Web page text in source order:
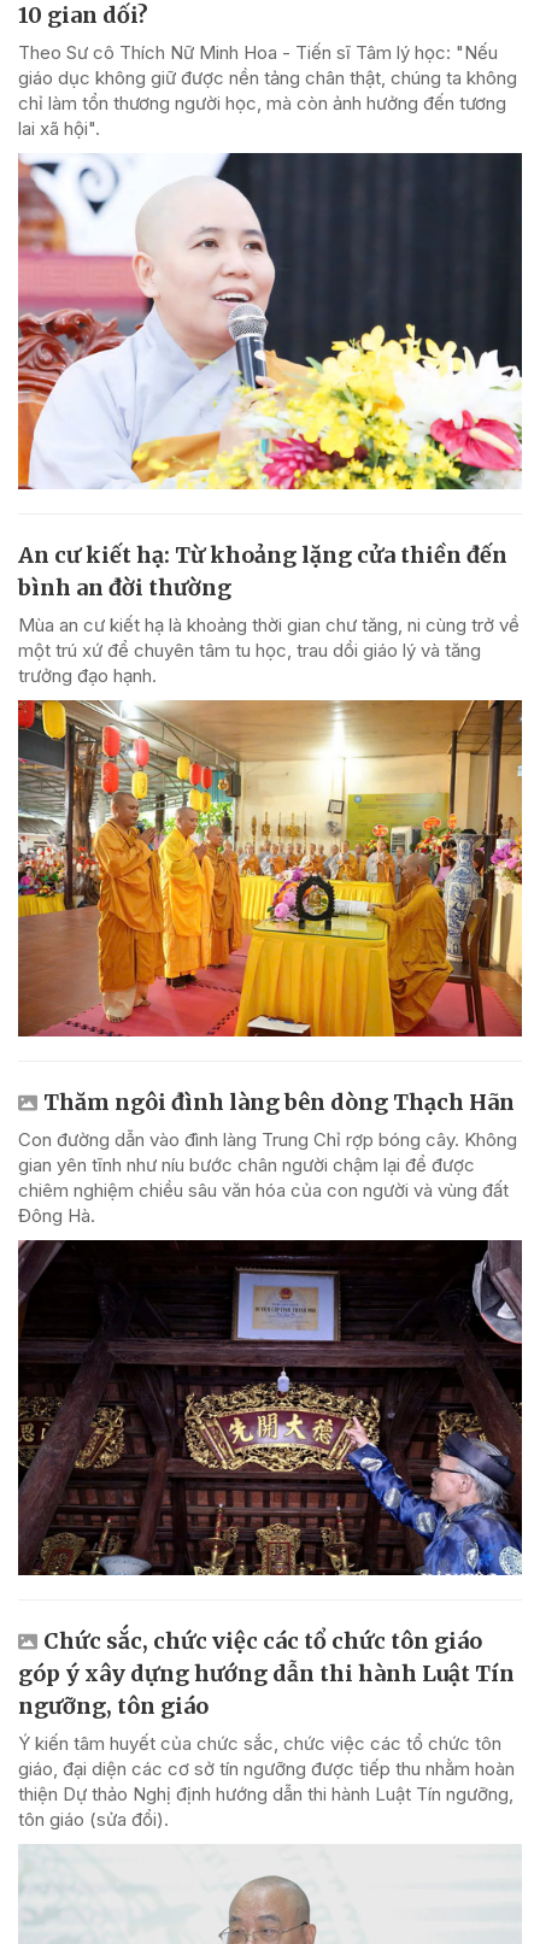
10 gian dối?
Theo Sư cô Thích Nữ Minh Hoa - Tiến sĩ Tâm lý học: "Nếu
giáo dục không giữ được nền tảng chân thật, chúng ta không
chỉ làm tổn thương người học, mà còn ảnh hưởng đến tương
lai xã hội".
An cư kiết hạ: Từ khoảng lặng cửa thiền đến
bình an đời thường
Mùa an cư kiết hạ là khoảng thời gian chư tăng, ni cùng trở về
một trú xứ để chuyên tâm tu học, trau dồi giáo lý và tăng
trưởng đạo hạnh.
Thăm ngôi đình làng bên dòng Thạch Hãn
Con đường dẫn vào đình làng Trung Chỉ rợp bóng cây. Không
gian yên tĩnh như níu bước chân người chậm lại để được
chiêm nghiệm chiều sâu văn hóa của con người và vùng đất
Đông Hà.
Chức sắc, chức việc các tổ chức tôn giáo
góp ý xây dựng hướng dẫn thi hành Luật Tín
ngưỡng, tôn giáo
Ý kiến tâm huyết của chức sắc, chức việc các tổ chức tôn
giáo, đại diện các cơ sở tín ngưỡng được tiếp thu nhằm hoàn
thiện Dự thảo Nghị định hướng dẫn thi hành Luật Tín ngưỡng,
tôn giáo (sửa đổi).